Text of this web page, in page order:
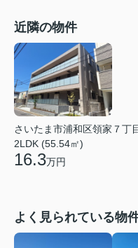
近隣の物件
さいたま市浦和区領家７丁
2LDK (55.54㎡)
16.3万円
よく見られている物